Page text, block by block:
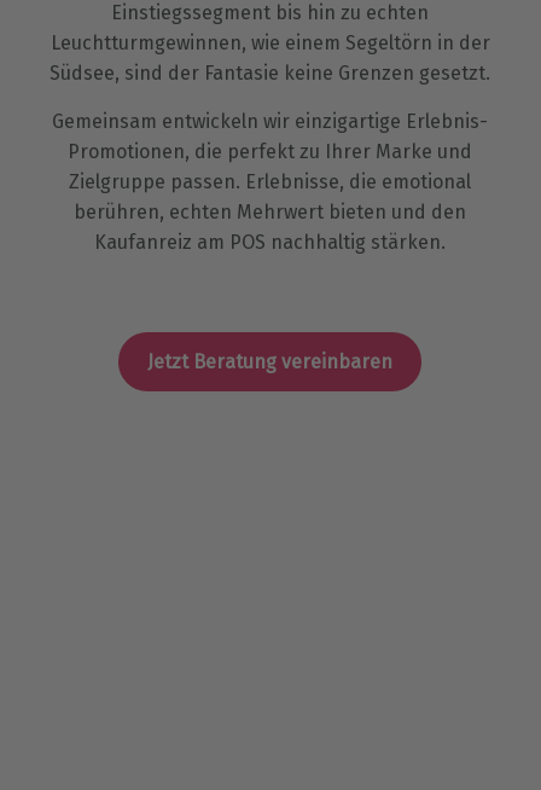
Einstiegssegment bis hin zu echten
Leuchtturmgewinnen, wie einem Segeltörn in der
Südsee, sind der Fantasie keine Grenzen gesetzt.
Gemeinsam entwickeln wir einzigartige Erlebnis-
Promotionen, die perfekt zu Ihrer Marke und
Zielgruppe passen. Erlebnisse, die emotional
berühren, echten Mehrwert bieten und den
Kaufanreiz am POS nachhaltig stärken.
Jetzt Beratung vereinbaren